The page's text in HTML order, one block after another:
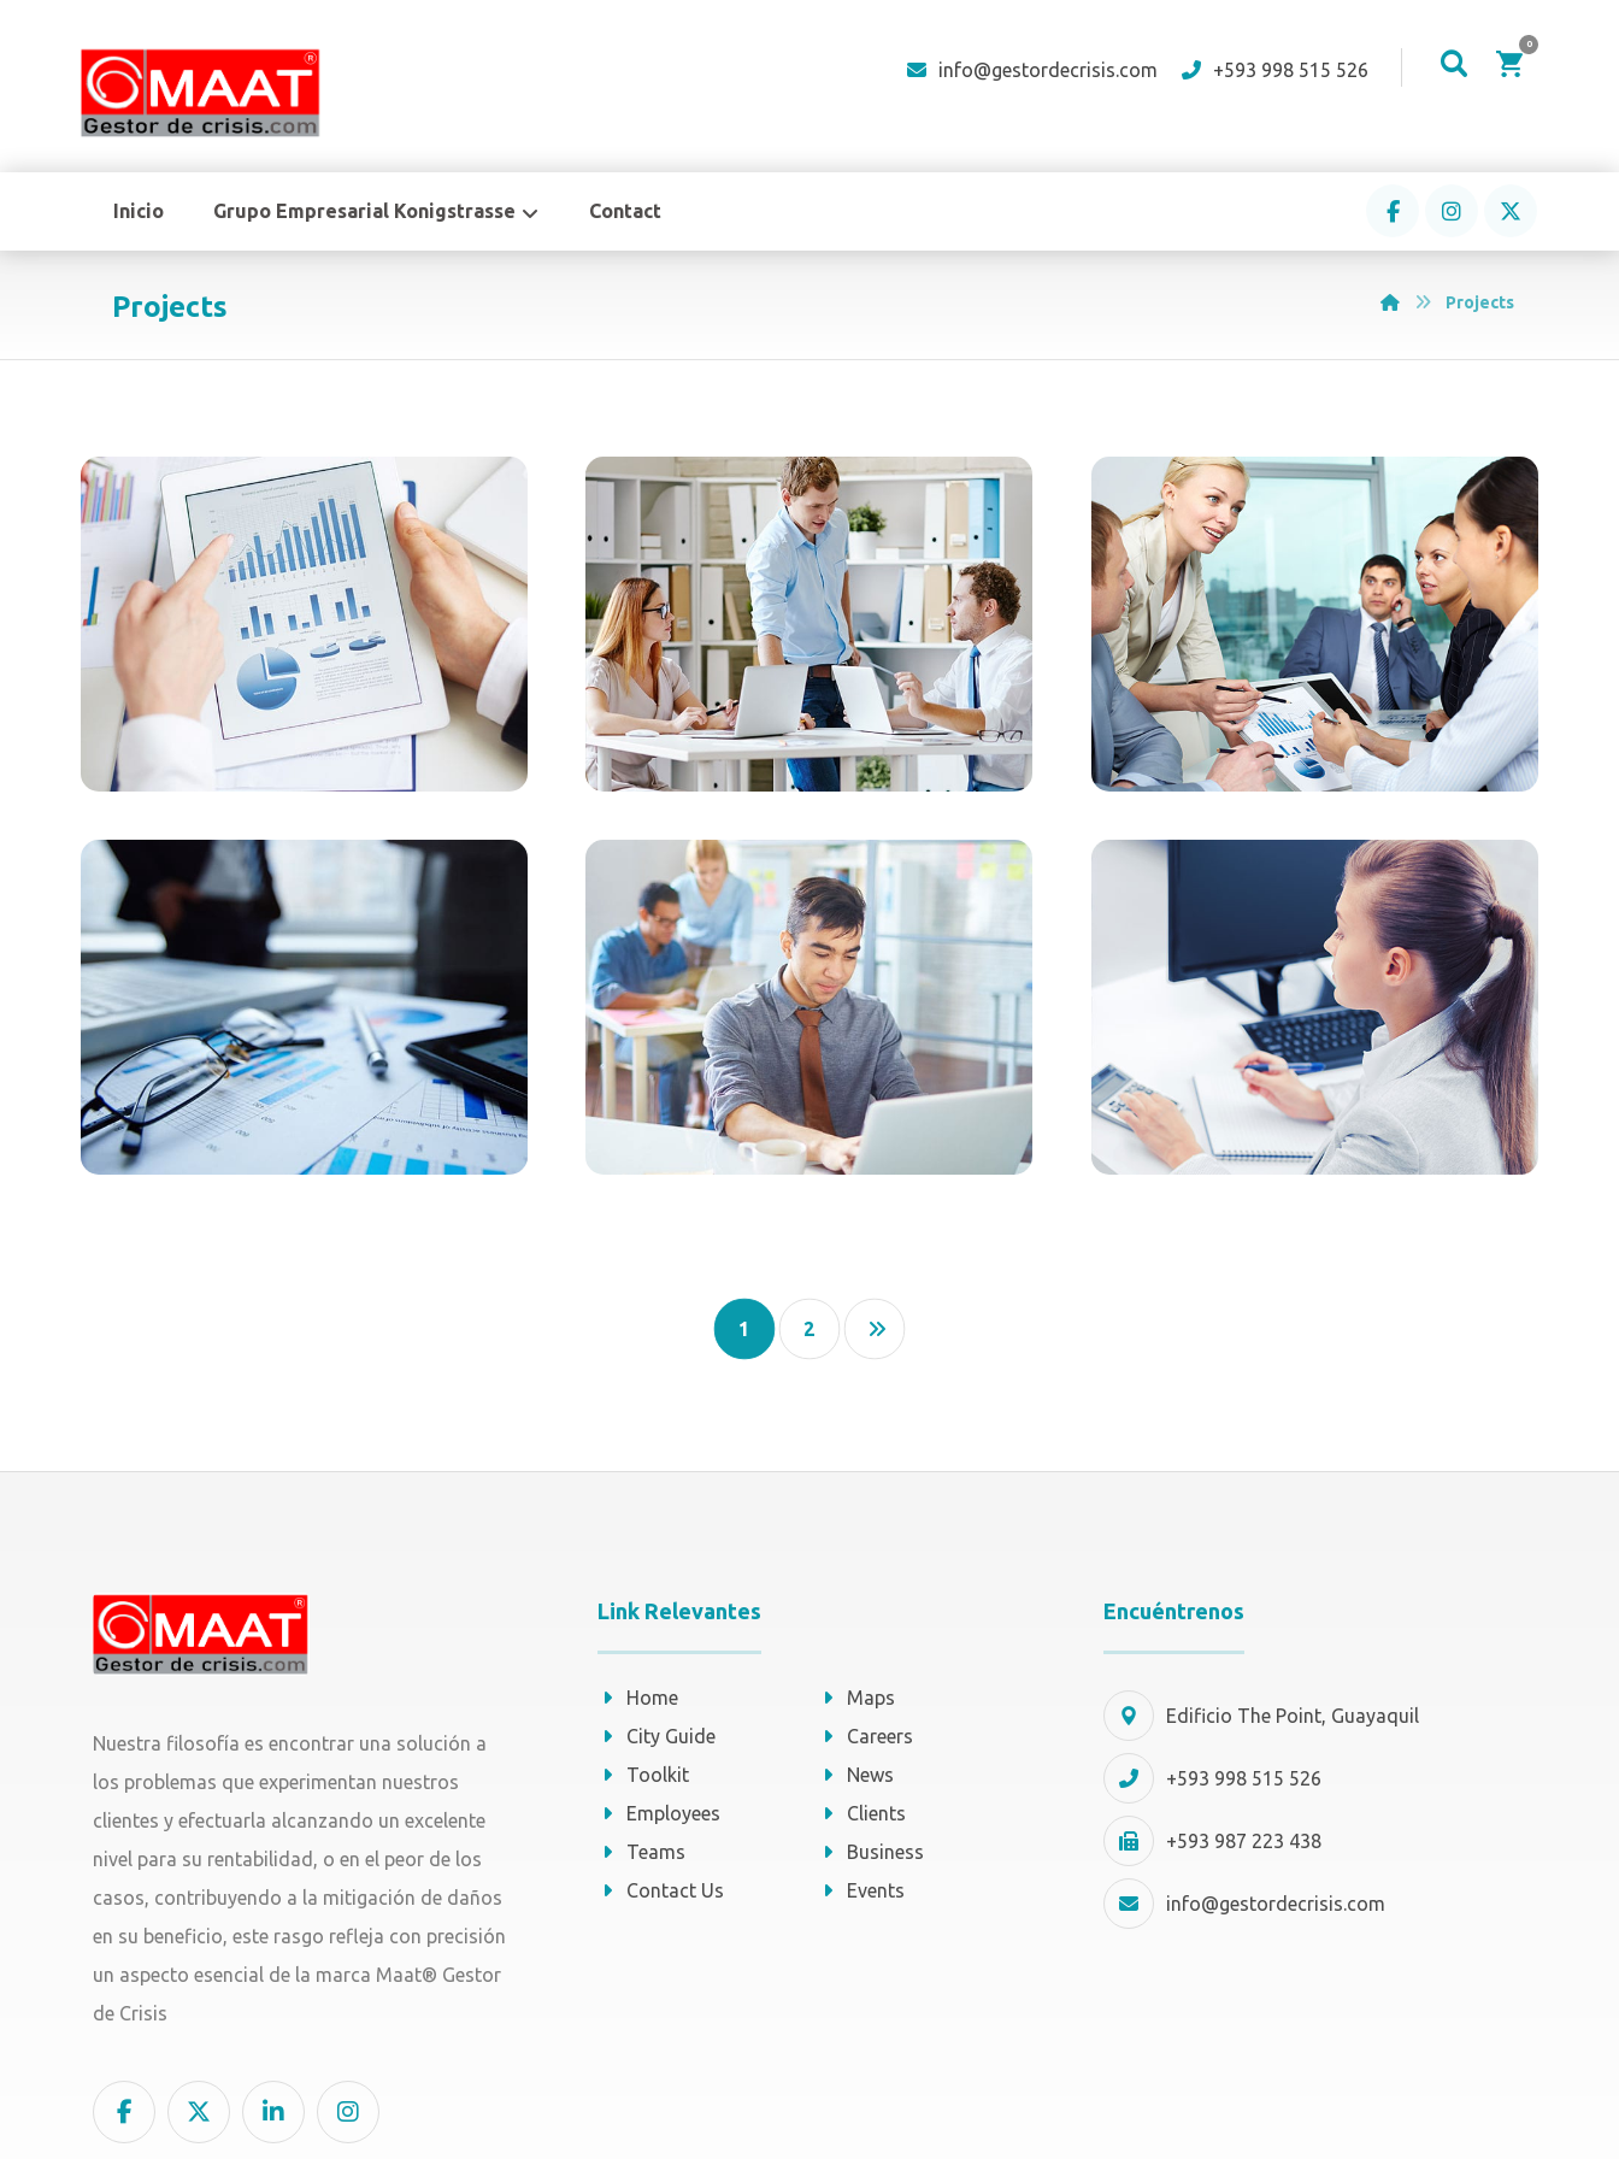
+593 998 515 526
info@gestordecrisis.com
Inicio Grupo Empresarial Konigstrasse Contact
Projects Projects
1 2
Nuestra filosofía es encontrar una solución a
los problemas que experimentan nuestros
clientes y efectuarla alcanzando un excelente
nivel para su rentabilidad, o en el peor de los
casos, contribuyendo a la mitigación de daños
en su beneficio, este rasgo refleja con precisión
un aspecto esencial de la marca Maat® Gestor
de Crisis
Link Relevantes
Home
Maps
City Guide
Careers
Toolkit
News
Employees
Clients
Teams
Business
Contact Us
Events
Encuéntrenos
Edificio The Point, Guayaquil
+593 998 515 526
+593 987 223 438
info@gestordecrisis.com